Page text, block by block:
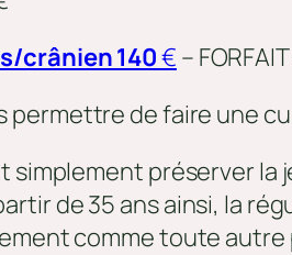
crânien 140€ –
permettre de faire une
simplement préserver
de 35 ans ainsi, la
comme toute